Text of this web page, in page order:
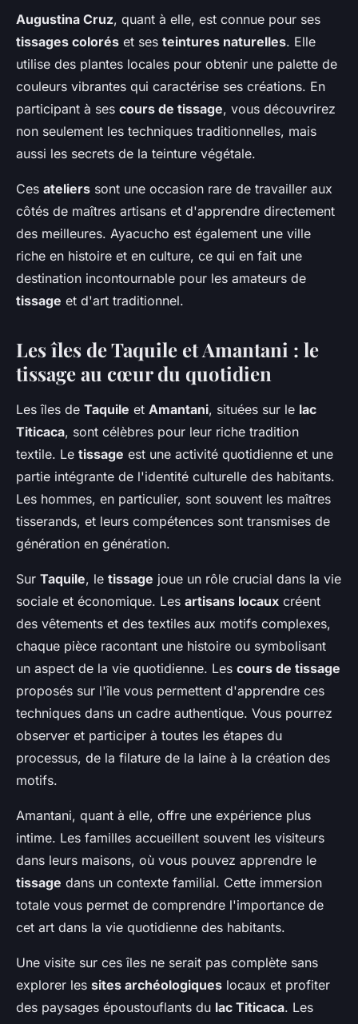
Augustina Cruz, quant à elle, est connue pour ses
tissages colorés et ses teintures naturelles. Elle
utilise des plantes locales pour obtenir une palette de
couleurs vibrantes qui caractérise ses créations. En
participant à ses cours de tissage, vous découvrirez
non seulement les techniques traditionnelles, mais
aussi les secrets de la teinture végétale.
Ces ateliers sont une occasion rare de travailler aux
côtés de maîtres artisans et d'apprendre directement
des meilleures. Ayacucho est également une ville
riche en histoire et en culture, ce qui en fait une
destination incontournable pour les amateurs de
tissage et d'art traditionnel.
Les îles de Taquile et Amantani : le
tissage au cœur du quotidien
Les îles de Taquile et Amantani, situées sur le lac
Titicaca, sont célèbres pour leur riche tradition
textile. Le tissage est une activité quotidienne et une
partie intégrante de l'identité culturelle des habitants.
Les hommes, en particulier, sont souvent les maîtres
tisserands, et leurs compétences sont transmises de
génération en génération.
Sur Taquile, le tissage joue un rôle crucial dans la vie
sociale et économique. Les artisans locaux créent
des vêtements et des textiles aux motifs complexes,
chaque pièce racontant une histoire ou symbolisant
un aspect de la vie quotidienne. Les cours de tissage
proposés sur l'île vous permettent d'apprendre ces
techniques dans un cadre authentique. Vous pourrez
observer et participer à toutes les étapes du
processus, de la filature de la laine à la création des
motifs.
Amantani, quant à elle, offre une expérience plus
intime. Les familles accueillent souvent les visiteurs
dans leurs maisons, où vous pouvez apprendre le
tissage dans un contexte familial. Cette immersion
totale vous permet de comprendre l'importance de
cet art dans la vie quotidienne des habitants.
Une visite sur ces îles ne serait pas complète sans
explorer les sites archéologiques locaux et profiter
des paysages époustouflants du lac Titicaca. Les